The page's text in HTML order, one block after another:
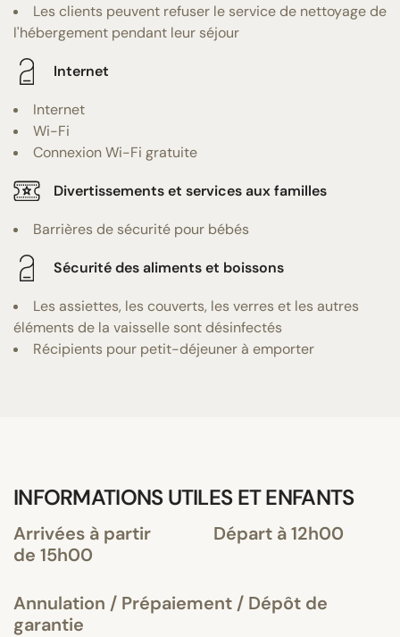
Les clients peuvent refuser le service de nettoyage de
l'hébergement pendant leur séjour
Internet
Internet
Wi-Fi
Connexion Wi-Fi gratuite
Divertissements et services aux familles
Barrières de sécurité pour bébés
Sécurité des aliments et boissons
Les assiettes, les couverts, les verres et les autres
éléments de la vaisselle sont désinfectés
Récipients pour petit-déjeuner à emporter
INFORMATIONS UTILES ET ENFANTS
Arrivées à partir
de 15h00
Départ à 12h00
Annulation / Prépaiement / Dépôt de
garantie